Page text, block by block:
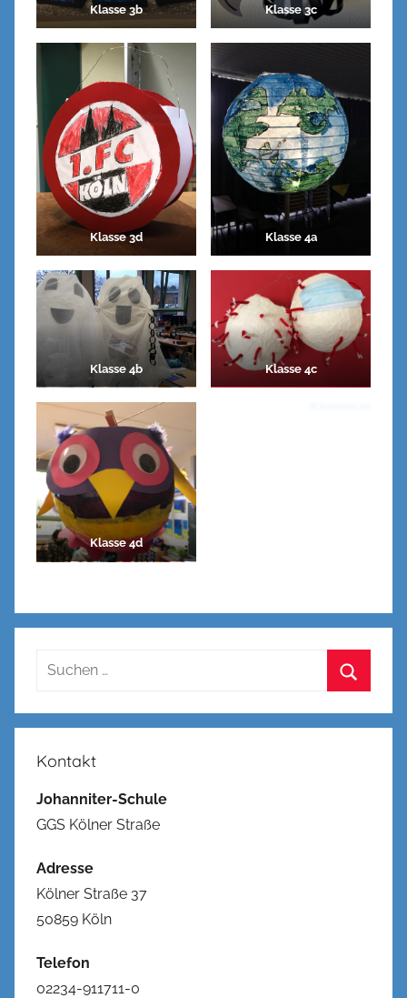
Klasse 3b Klasse 3c
Klasse 3d Klasse 4a
Klasse 4b Klasse 4c
Klasse 4d
Suchen
Kontakt
Johanniter-Schule
GGS Kölner Straße
Adresse
Kölner Straße 37
50859 Köln
Telefon
02234-911711-0